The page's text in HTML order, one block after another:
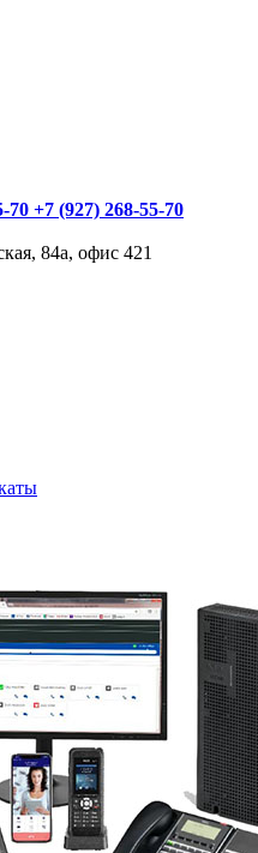
70 +7 (927) 268-55-70
84а, офис 421